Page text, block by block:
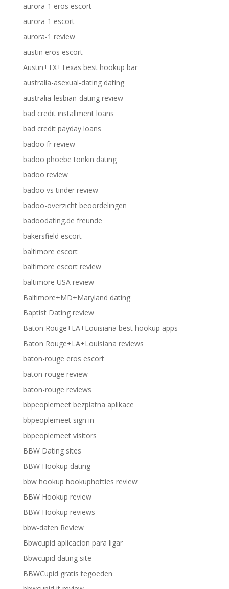
aurora-1 eros escort
aurora-1 escort
aurora-1 review
austin eros escort
Austin+TX+Texas best hookup bar
australia-asexual-dating dating
australia-lesbian-dating review
bad credit installment loans
bad credit payday loans
badoo fr review
badoo phoebe tonkin dating
badoo review
badoo vs tinder review
badoo-overzicht beoordelingen
badoodating.de freunde
bakersfield escort
baltimore escort
baltimore escort review
baltimore USA review
Baltimore+MD+Maryland dating
Baptist Dating review
Baton Rouge+LA+Louisiana best hookup apps
Baton Rouge+LA+Louisiana reviews
baton-rouge eros escort
baton-rouge review
baton-rouge reviews
bbpeoplemeet bezplatna aplikace
bbpeoplemeet sign in
bbpeoplemeet visitors
BBW Dating sites
BBW Hookup dating
bbw hookup hookuphotties review
BBW Hookup review
BBW Hookup reviews
bbw-daten Review
Bbwcupid aplicacion para ligar
Bbwcupid dating site
BBWCupid gratis tegoeden